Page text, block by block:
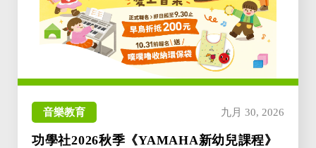
音樂教育 九月 30, 2026
功學社2026秋季《YAMAHA新幼兒課程》